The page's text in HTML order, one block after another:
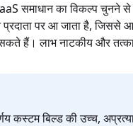
समाधान का विकल्प चुनने से
पर आ जाता है, जिससे
हैं। लाभ नाटकीय और
कस्टम बिल्ड की उच्च,